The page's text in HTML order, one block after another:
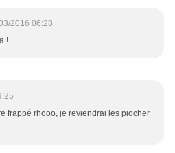
2016 06:28
!
frappé rhooo, je reviendrai les piocher